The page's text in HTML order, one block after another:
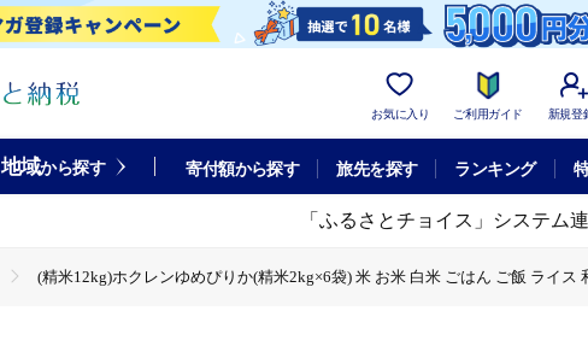
お気に入り ご利用ガイド 新規登
地域から探す 寄付額から探す 旅先を探す ランキング
「ふるさとチョイス」システム
(精米12kg)ホクレンゆめぴりか(精米2kg×6袋) 米 お米 白米 ごはん ご飯 ライス